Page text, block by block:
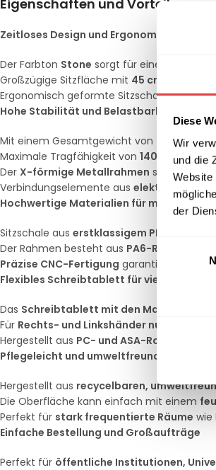
Diese
Wir
und die
Website
der
Eigenschaften und Vorteile
Zeitloses Design und Ergonomie
Der Farbton Stone sorgt für eine elegante,
Großzügige Sitzfläche mit 45 cm Breite,
Ergonomisch geformte Sitzschale mit
Hohe Stabilität und Belastbarkeit
Mit einem Gesamtgewicht von
Maximale Tragfähigkeit von 140-150 kg,
Der X-förmige Metallrahmen sorgt für
Verbindungselemente aus elektrostatisch
Hochwertige Materialien für maximale
Sitzschale aus erstklassigem PPC- und
Der Rahmen besteht aus PA6-
Präzise CNC-Fertigung garantiert höchste
Flexibles Schreibtablett für vielseitige
Das Schreibtablett mit den Maßen 60 x 35
Für Rechts- und Linkshänder nutzbar
,
Hergestellt aus PC- und ASA-Rohmaterial
Pflegeleicht und umweltfreundlich
Hergestellt aus recycelbaren,
Die Oberfläche kann einfach mit einem
Perfekt für stark frequentierte Räume wie
Einfache Bestellung und Großaufträge
Perfekt für öffentliche Institutionen,